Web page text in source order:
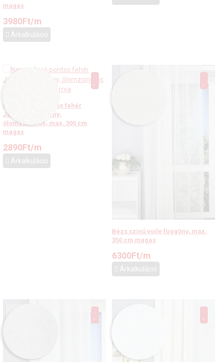
magas
3980Ft/m
Árkalkuláció
Nara – Apró pontos fehér
Jacquard függöny,
ólomzsinóros, max. 300 cm
magas
2890Ft/m
Árkalkuláció
Bézs színű voile függöny, max.
350 cm magas
6300Ft/m
Árkalkuláció